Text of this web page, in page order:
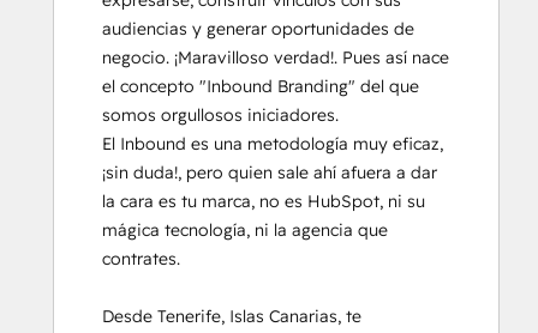
audiencias y generar oportunidades de
negocio. ¡Maravilloso verdad!. Pues así nace
el concepto "Inbound Branding" del que
somos orgullosos iniciadores.
El Inbound es una metodología muy eficaz,
¡sin duda!, pero quien sale ahí afuera a dar
la cara es tu marca, no es HubSpot, ni su
mágica tecnología, ni la agencia que
contrates.
Desde Tenerife, Islas Canarias, te